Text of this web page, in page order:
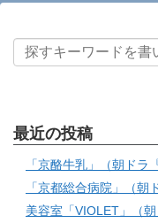
最近の投稿
「京酪牛乳」（朝ドラ
「京都総合病院」（朝
美容室「VIOLET」（朝